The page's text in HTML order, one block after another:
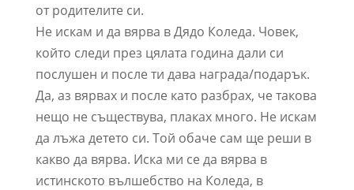
от родителите си.
Не искам и да вярва в Дядо Коледа. Човек,
който следи през цялата година дали си
послушен и после ти дава награда/подарък.
Да, аз вярвах и после като разбрах, че такова
нещо не съществува, плаках много. Не искам
да лъжа детето си. Той обаче сам ще реши в
какво да вярва. Иска ми се да вярва в
истинското вълшебство на Коледа, в